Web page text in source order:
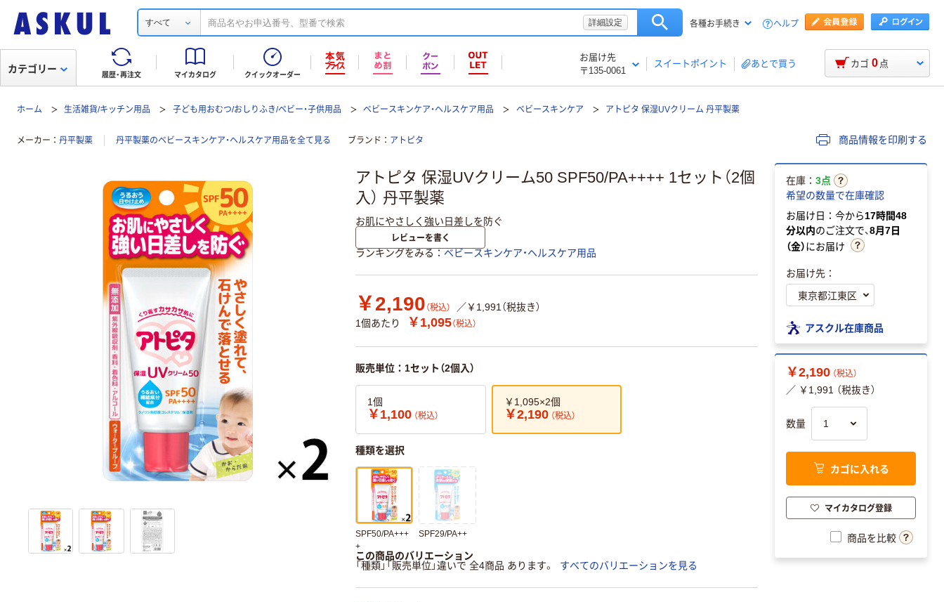
すべて 詳細設定 各種お手続き ヘルプ
履歴・再注文 マイカタログ クイックオーダー
お届け先
〒135-0061
スイートポイント あとで買う
カテゴリー カゴ 0 点
ホーム 生活雑貨/キッチン用品 子ども用おむつ/おしりふき/ベビー・子供用品 ベビースキンケア・ヘルスケア用品 ベビースキンケア アトピタ 保湿UVクリーム 丹平製薬
メーカー 丹平製薬 丹平製薬のベビースキンケア・ヘルスケア用品を全て見る ブランド アトピタ 商品情報を印刷する
アトピタ 保湿UVクリーム50 SPF50/PA++++ 1セット（2個
入） 丹平製薬
お肌にやさしく強い日差しを防ぐ
レビューを書く
ランキングをみる ベビースキンケア・ヘルスケア用品
￥2,190 （税込）
／￥1,991（税抜き）
1個あたり
￥1,095（税込）
販売単位：1セット（2個入）
1個
￥1,100 （税込）
￥1,095×2個
￥2,190 （税込）
種類を選択
SPF50/PA+++
+
SPF29/PA++
この商品のバリエーション
「種類」「販売単位」違いで 全4商品 あります。
すべてのバリエーションを見る
在庫： 3点
希望の数量で在庫確認
お届け日：今から17時間48
分以内のご注文で、8月7日
（金）にお届け
お届け先：
アスクル在庫商品
￥2,190 （税込）
／ ￥1,991 （税抜き）
数量
カゴに入れる
マイカタログ登録
商品を比較